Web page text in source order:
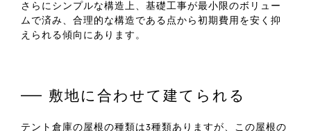
さらにシンプルな構造上、基礎工事が最小限のボリュー
ムで済み、合理的な構造である点から初期費用を安く抑
えられる傾向にあります。
敷地に合わせて建てられる
テント倉庫の屋根の種類は3種類ありますが、この屋根の